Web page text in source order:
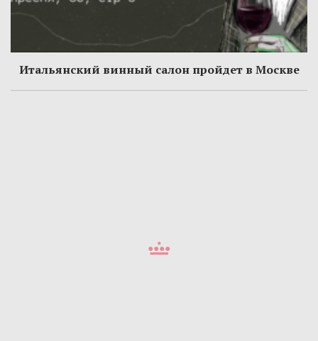
Итальянский винный салон пройдет в Москве